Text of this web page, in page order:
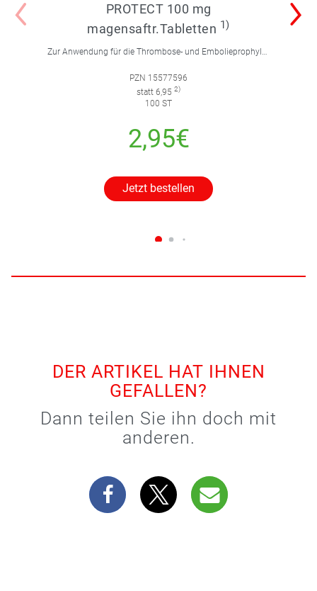
PROTECT 100 mg
magensaftr.Tabletten 1)
Zur Anwendung für die Thrombose- und Embolieprophylaxe.
PZN 15577596
statt 6,95 2)
100 ST
2,95€
Jetzt bestellen
DER ARTIKEL HAT IHNEN
GEFALLEN?
Dann teilen Sie ihn doch mit
anderen.